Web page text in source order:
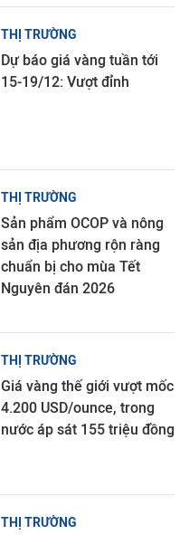
THỊ TRƯỜNG
Dự báo giá vàng tuần tới
15-19/12: Vượt đỉnh
THỊ TRƯỜNG
Sản phẩm OCOP và nông
sản địa phương rộn ràng
chuẩn bị cho mùa Tết
Nguyên đán 2026
THỊ TRƯỜNG
Giá vàng thế giới vượt mốc
4.200 USD/ounce, trong
nước áp sát 155 triệu đồng
THỊ TRƯỜNG